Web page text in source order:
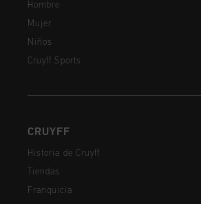
Hombre
Mujer
Niños
Cruyff Sports
CRUYFF
Historia de Cruyff
Tiendas
Franquicia